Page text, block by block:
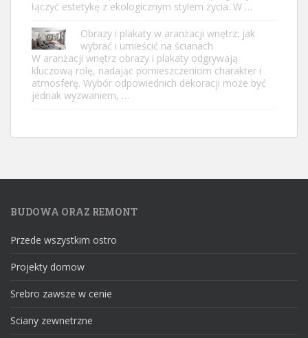
łączyć estetykę z ekologicznym stylem życia. W …
Obrazy i plakaty w aranżacji wnętrz: jak
wybrać i umieścić na ścianach
W aranżacji wnętrz obrazy i plakaty odgrywają
kluczową rolę, nadając pomieszczeniom charakter i
atmosferę. Wybór odpowiednich dekoracji może być
jednak wyzwaniem, …
BUDOWA ORAZ REMONT
Przede wszystkim ostro
Projekty domow
Srebro zawsze w cenie
Sciany zewnetrzne